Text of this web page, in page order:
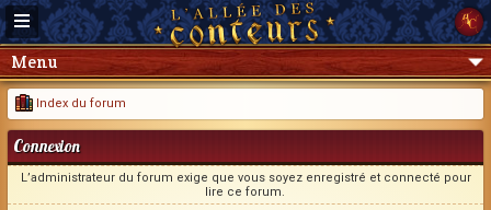
Menu
Index du forum
Connexion
L’administrateur du forum exige que vous soyez enregistré et connecté pour
lire ce forum.